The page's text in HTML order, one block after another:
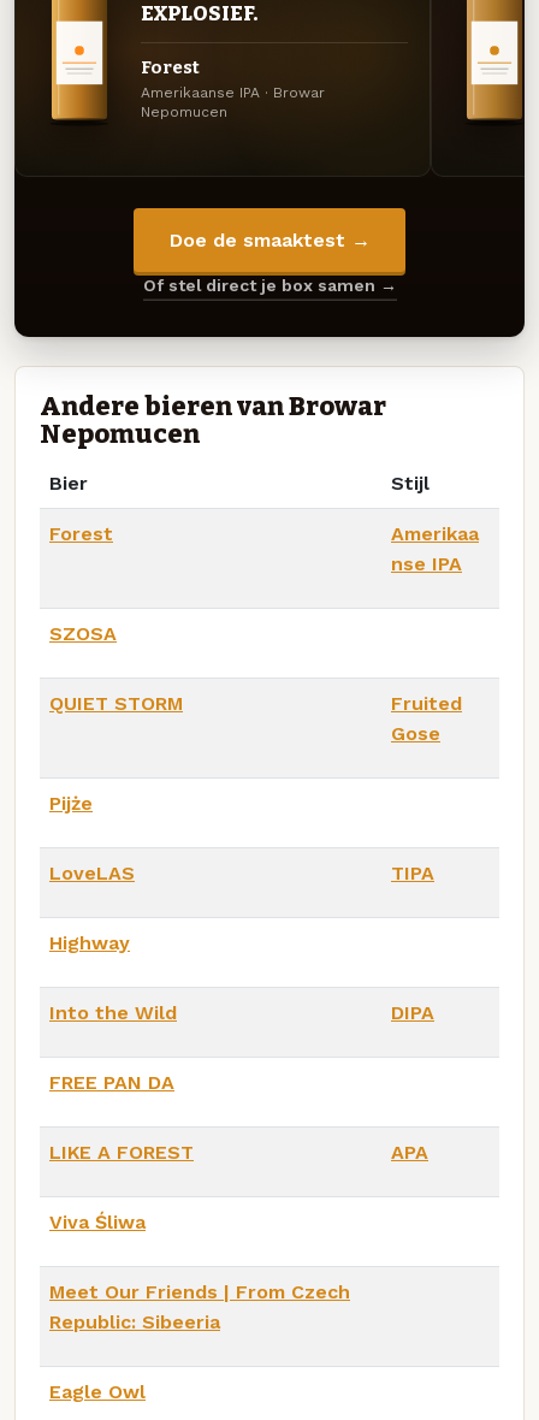
EXPLOSIEF.
Forest
Amerikaanse IPA · Browar
Nepomucen
Doe de smaaktest →
Of stel direct je box samen →
Andere bieren van Browar
Nepomucen
Bier Stijl
Forest
Amerikaa
nse IPA
SZOSA
QUIET STORM
Fruited
Gose
Pijże
LoveLAS TIPA
Highway
Into the Wild DIPA
FREE PAN DA
LIKE A FOREST APA
Viva Śliwa
Meet Our Friends | From Czech
Republic: Sibeeria
Eagle Owl